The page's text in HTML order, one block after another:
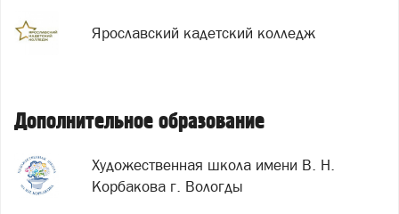
Ярославский кадетский колледж
Дополнительное образование
Художественная школа имени В. Н.
Корбакова г. Вологды